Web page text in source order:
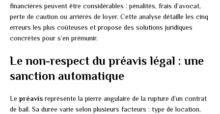
financières peuvent être considérables : pénalités, frais d’avocat,
perte de caution ou arriérés de loyer. Cette analyse détaille les cinq
erreurs les plus coûteuses et propose des solutions juridiques
concrètes pour s’en prémunir.
Le non-respect du préavis légal : une
sanction automatique
Le préavisreprésente la pierre angulaire de la rupture d’un contrat
de bail. Sa durée varie selon plusieurs facteurs : type de location,